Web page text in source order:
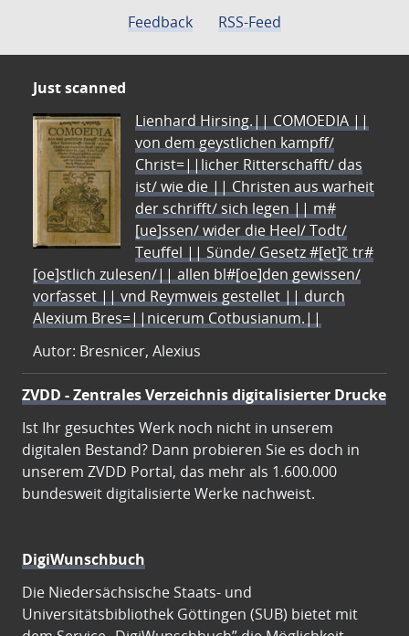
Feedback
RSS-Feed
Just scanned
Lienhard Hirsing.|| COMOEDIA ||
von dem geystlichen kampff/
Christ=||licher Ritterschafft/ das
ist/ wie die || Christen aus warheit
der schrifft/ sich legen || m#
[ue]ssen/ wider die Heel/ Todt/
Teuffel || Sünde/ Gesetz #[et]c̃ tr#
[oe]stlich zulesen/|| allen bl#[oe]den gewissen/
vorfasset || vnd Reymweis gestellet || durch
Alexium Bres=||nicerum Cotbusianum.||
Autor: Bresnicer, Alexius
ZVDD - Zentrales Verzeichnis digitalisierter Drucke
Ist Ihr gesuchtes Werk noch nicht in unserem
digitalen Bestand? Dann probieren Sie es doch in
unserem ZVDD Portal, das mehr als 1.600.000
bundesweit digitalisierte Werke nachweist.
DigiWunschbuch
Die Niedersächsische Staats- und
Universitätsbibliothek Göttingen (SUB) bietet mit